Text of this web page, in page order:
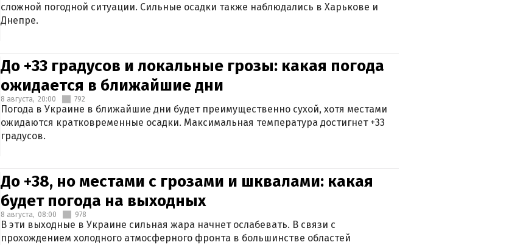
сложной погодной ситуации. Сильные осадки также наблюдались в Харькове и
Днепре.
До +33 градусов и локальные грозы: какая погода
ожидается в ближайшие дни
8 августа, 20:00 792
Погода в Украине в ближайшие дни будет преимущественно сухой, хотя местами
ожидаются кратковременные осадки. Максимальная температура достигнет +33
градусов.
До +38, но местами с грозами и шквалами: какая
будет погода на выходных
8 августа, 08:00 978
В эти выходные в Украине сильная жара начнет ослабевать. В связи с
прохождением холодного атмосферного фронта в большинстве областей